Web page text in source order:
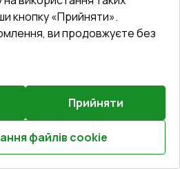
онлайн
4 - 12 - 4
/ Змінити
кнопку «Прийняти».
ви продовжуєте без
Прийняти
файлів cookie